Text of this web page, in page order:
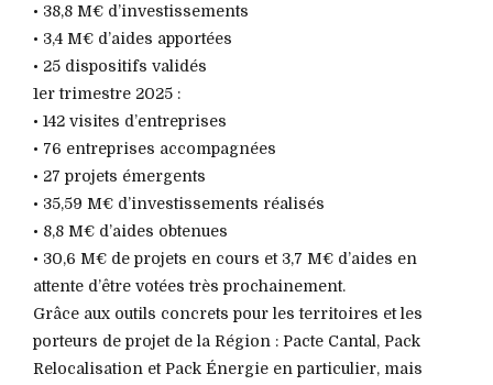
• 38,8 M€ d’investissements
• 3,4 M€ d’aides apportées
• 25 dispositifs validés
1er trimestre 2025 :
• 142 visites d’entreprises
• 76 entreprises accompagnées
• 27 projets émergents
• 35,59 M€ d’investissements réalisés
• 8,8 M€ d’aides obtenues
• 30,6 M€ de projets en cours et 3,7 M€ d’aides en
attente d’être votées très prochainement.
Grâce aux outils concrets pour les territoires et les
porteurs de projet de la Région : Pacte Cantal, Pack
Relocalisation et Pack Énergie en particulier, mais